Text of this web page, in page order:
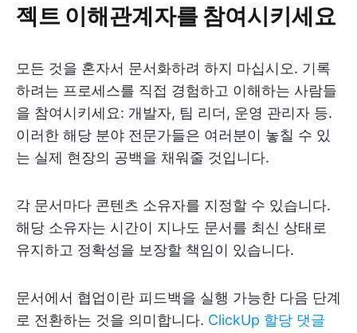
젝트 이해관계자를 참여시키세요
모든 것을 혼자서 문서화하려 하지 마십시오. 기록
하려는 프로세스를 직접 경험하고 이해하는 사람들
을 참여시키세요: 개발자, 팀 리더, 운영 관리자 등.
이러한 해당 분야 전문가들은 여러분이 놓칠 수 있
는 실제 현장의 공백을 채워줄 것입니다.
각 문서마다 콘텐츠 소유자를 지정할 수 있습니다.
해당 소유자는 시간이 지나도 문서를 최신 상태로
유지하고 정확성을 보장할 책임이 있습니다.
문서에서 협업이란 피드백을 실행 가능한 다음 단계
로 전환하는 것을 의미합니다. ClickUp 할당 댓글